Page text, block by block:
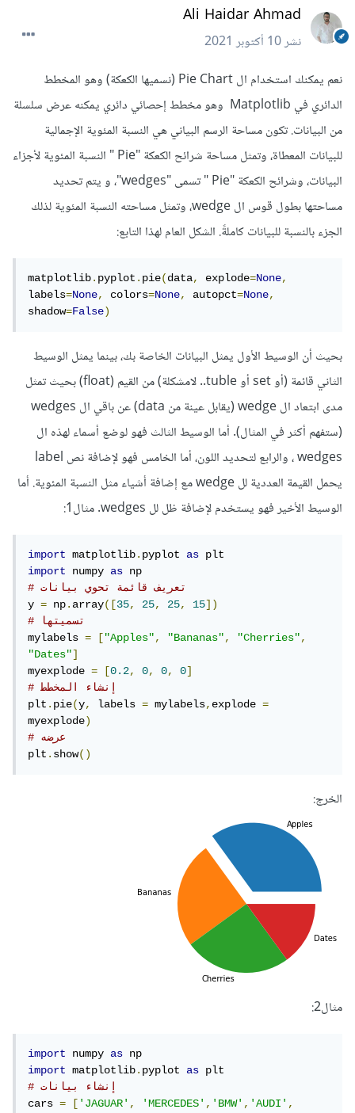
Ali Haidar Ahmad
نشر10 أكتوبر 2021
نعم يمكنك استخدام ال Pie Chart (نسميها الكعكة) وهو المخطط
الدائري في Matplotlib وهو مخطط إحصائي دائري يمكنه عرض سلسلة
من البيانات. تكون مساحة الرسم البياني هي النسبة المئوية الإجمالية
للبيانات المعطاة، وتمثل مساحة شرائح الكعكة "Pie " النسبة المئوية لأجزاء
البيانات، وشرائح الكعكة "Pie " تسمى "wedges"، و يتم تحديد
مساحتها بطول قوس ال wedge، وتمثل مساحته النسبة المئوية لذلك
الجزء بالنسبة للبيانات كاملةً. الشكل العام لهذا التابع:
matplotlib.pyplot.pie(data, explode=None,
labels=None, colors=None, autopct=None,
shadow=False)
بحيث أن الوسيط الأول يمثل البيانات الخاصة بك، بينما يمثل الوسيط
الثاني قائمة (أو set أو tuble.. لامشكلة) من القيم (float) بحيث تمثل
مدى ابتعاد ال wedge (يقابل عينة من data) عن باقي ال wedges
(ستفهم أكثر في المثال). أما الوسيط الثالث فهو لوضع أسماء لهذه ال
wedges ، والرابع لتحديد اللون، أما الخامس فهو لإضافة نص label
يحمل القيمة العددية لل wedge مع إضافة أشياء مثل النسبة المئوية. أما
الوسيط الأخير فهو يستخدم لإضافة ظل لل wedges. مثال1:
import matplotlib.pyplot as
import
numpy as
# تعريف قائمة تحوي بيانات
y = np.array([35, 25, 25, 15])
# تسميتها
mylabels = ["Apples", "Bananas", "Cherries",
"Dates"]
myexplode = [0.2, 0, 0, 0]
plt.pie(y, labels = mylabels,explode =
myexplode)
# عرضه
plt.show()
الخرج:
مثال2:
import numpy as
import matplotlib.pyplot as
# إنشاء بيانات
cars = ['JAGUAR', 'MERCEDES','BMW','AUDI',